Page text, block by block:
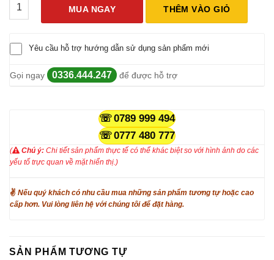
MUA NGAY
THÊM VÀO GIỎ
Yêu cầu hỗ trợ hướng dẫn sử dụng sản phẩm mới
Gọi ngay 0336.444.247 để được hỗ trợ
0789 999 494
0777 480 777
( Chú ý: Chi tiết sản phẩm thực tế có thể khác biệt so với hình ảnh do các
yếu tố trực quan về mặt hiển thị.)
✌ Nếu quý khách có nhu cầu mua những sản phẩm tương tự hoặc cao
cấp hơn. Vui lòng liên hệ với chúng tôi để đặt hàng.
SẢN PHẨM TƯƠNG TỰ